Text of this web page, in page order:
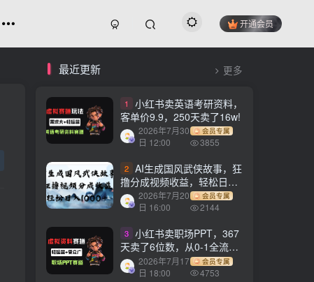
开通会员
最近更新 更多
1
小红书卖英语考研资料，
客单价9.9，250天卖了16w!
2026年7月30
日 12:00
会员专属
3855
2 AI生成国风武侠故事，狂
撸分成视频收益，轻松日入
1000+【可多平台分发】！
2026年7月20
日 16:00
会员专属
2144
3 小红书卖职场PPT，367
天卖了6位数，从0-1全流程
讲解2026年7月17
日 18:00
会员专属
4753